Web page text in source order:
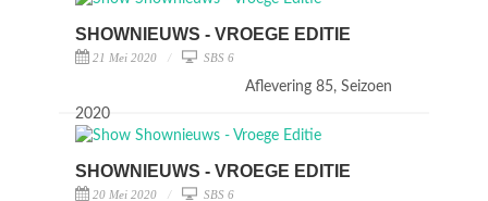
SHOWNIEUWS - VROEGE EDITIE
21 Mei 2020 SBS 6
Aflevering 85, Seizoen
2020
SHOWNIEUWS - VROEGE EDITIE
20 Mei 2020 SBS 6